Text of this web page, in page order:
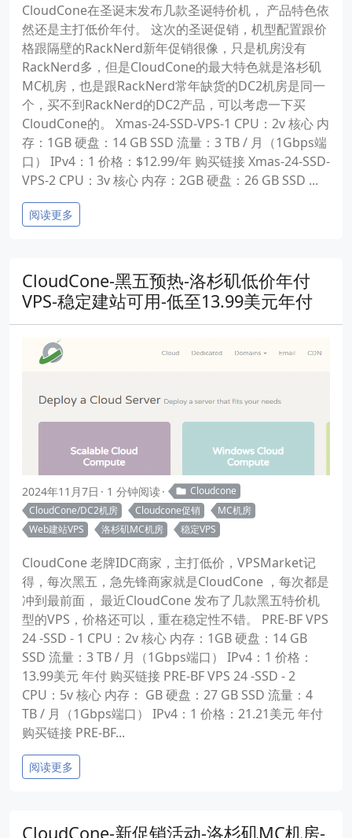
CloudCone在圣诞末发布几款圣诞特价机， 产品特色依
然还是主打低价年付。 这次的圣诞促销，机型配置跟价
格跟隔壁的RackNerd新年促销很像，只是机房没有
RackNerd多，但是CloudCone的最大特色就是洛杉矶
MC机房，也是跟RackNerd常年缺货的DC2机房是同一
个，买不到RackNerd的DC2产品，可以考虑一下买
CloudCone的。 Xmas-24-SSD-VPS-1 CPU：2v 核心 内
存：1GB 硬盘：14 GB SSD 流量：3 TB / 月（1Gbps端
口） IPv4：1 价格：$12.99/年 购买链接 Xmas-24-SSD-
VPS-2 CPU：3v 核心 内存：2GB 硬盘：26 GB SSD ...
阅读更多
CloudCone-黑五预热-洛杉矶低价年付
VPS-稳定建站可用-低至13.99美元年付
2024年11月7日 1 分钟阅读
Cloudcone
CloudCone/DC2机房
Cloudcone促销
MC机房
Web建站VPS
洛杉矶MC机房 稳定VPS
CloudCone 老牌IDC商家，主打低价，VPSMarket记
得，每次黑五，急先锋商家就是CloudCone ，每次都是
冲到最前面， 最近CloudCone 发布了几款黑五特价机
型的VPS，价格还可以，重在稳定性不错。 PRE-BF VPS
24 -SSD - 1 CPU：2v 核心 内存：1GB 硬盘：14 GB
SSD 流量：3 TB / 月（1Gbps端口） IPv4：1 价格：
13.99美元 年付 购买链接 PRE-BF VPS 24 -SSD - 2
CPU：5v 核心 内存： GB 硬盘：27 GB SSD 流量：4
TB / 月（1Gbps端口） IPv4：1 价格：21.21美元 年付
购买链接 PRE-BF...
阅读更多
CloudCone-新促销活动-洛杉矶MC机房-